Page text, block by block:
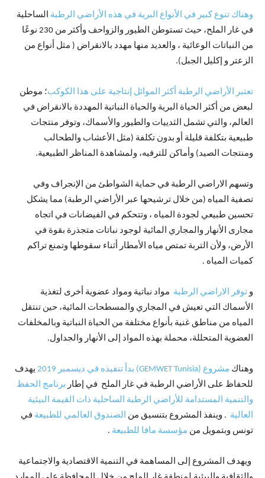
وهناك تنوع كبير في الأنواع البرية في هذه الأراضي الرطبة الساحلية
في غار الملح، حيث تستوطن الطيور والزواحف وأكثر من 230 نوعًا
من النباتات الوعائية ، والعديد منها مهدد بالانقراض ( مثل أنواع من
الزعتر و إكليل الجبل).
تعتبر الأراضي الرطبة أكثر الموائل إنتاجية على هذا الكوكب؛ موطن
لبعض من أكثر الحياة البرية والحياة النباتية المهددة بالانقراض في
العالم، والتي تشمل الثدييات والطيور والأسماك، وتوفر منتجات
طبيعية بتكلفة قليلة أو بدون تكلفة (مثل الأعشاب والطحالب
ومنتجات الصيد) وأماكن للترفيه، ولمشاهدة المناظر الطبيعية.
وتسهم الاراضي الرطبة في حماية الشواطئ من الإنجراف وفي
تصفية المياه (من خلال ترشيحها عبر الأراضي الرطبة) مما يشكل
تحسين طبيعي لجودة المياه ، وتتحكم في الفيضانات في اتجاه
مجارى الأنهار والمجاري المائية لوجود نباتات متجذرة بقوة في
الأرض، ولأن التربة تمتص مياه الأمطار أثناء سقوطها وتمنع تراكم
كميات المياه .
و توفر الاراضي الرطبة مواد نباتية ومواد عضوية أخرى لتغذية
الأسماك التي تعيش في المجاري والمسطحات المائية، حين تنتقل
المياه من مناطق غنية بأنواع مختلفة من الحياة النباتية وبالمخلفات
العضوية المتحللة، محملة بهذه المواد إلى الأنهار والجداول.
وهناك مشروع (GEMWET Tunisia) بدأ تنفيذه في ديسمبر 2019
يهدف
للحفاظ على الأراضي الرطبة في غار الملح في إطار برنامج الحفظ
والتنمية المستدامة للأراضي الرطبة الساحلية ذات القيمة البيئية
العالية . وينفذ المشروع بتنسيق من الصندوق العالمي للطبيعة في
تونس وبتمويل من مؤسسة مافا للطبيعة .
ويهدف المشروع إلى المساهمة في التنمية الاقتصادية والاجتماعية